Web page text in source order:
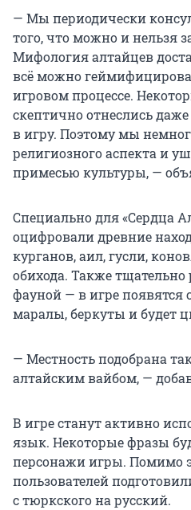
— Мы периодически
того, что можно и нельзя
Мифология алтайцев
всё можно
игровом процессе.
скептично отнеслись
в игру. Поэтому мы
религиозного аспекта и
примесью культуры, —
Специально для «Сердца
оцифровали древние
курганов, аил, гусли,
обихода. Также
фауной — в игре появятся
маралы, беркуты и будет
— Местность подобрана
алтайским вайбом, —
В игре станут активно
язык. Некоторые фразы
персонажи игры. Помимо
пользователей
с тюркского на русский.